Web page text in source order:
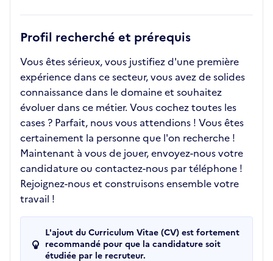
Profil recherché et prérequis
Vous êtes sérieux, vous justifiez d'une première
expérience dans ce secteur, vous avez de solides
connaissance dans le domaine et souhaitez
évoluer dans ce métier. Vous cochez toutes les
cases ? Parfait, nous vous attendions ! Vous êtes
certainement la personne que l'on recherche !
Maintenant à vous de jouer, envoyez-nous votre
candidature ou contactez-nous par téléphone !
Rejoignez-nous et construisons ensemble votre
travail !
L'ajout du Curriculum Vitae (CV) est fortement
recommandé pour que la candidature soit
étudiée par le recruteur.